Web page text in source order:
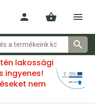
lakossági
ingyenes!
nem